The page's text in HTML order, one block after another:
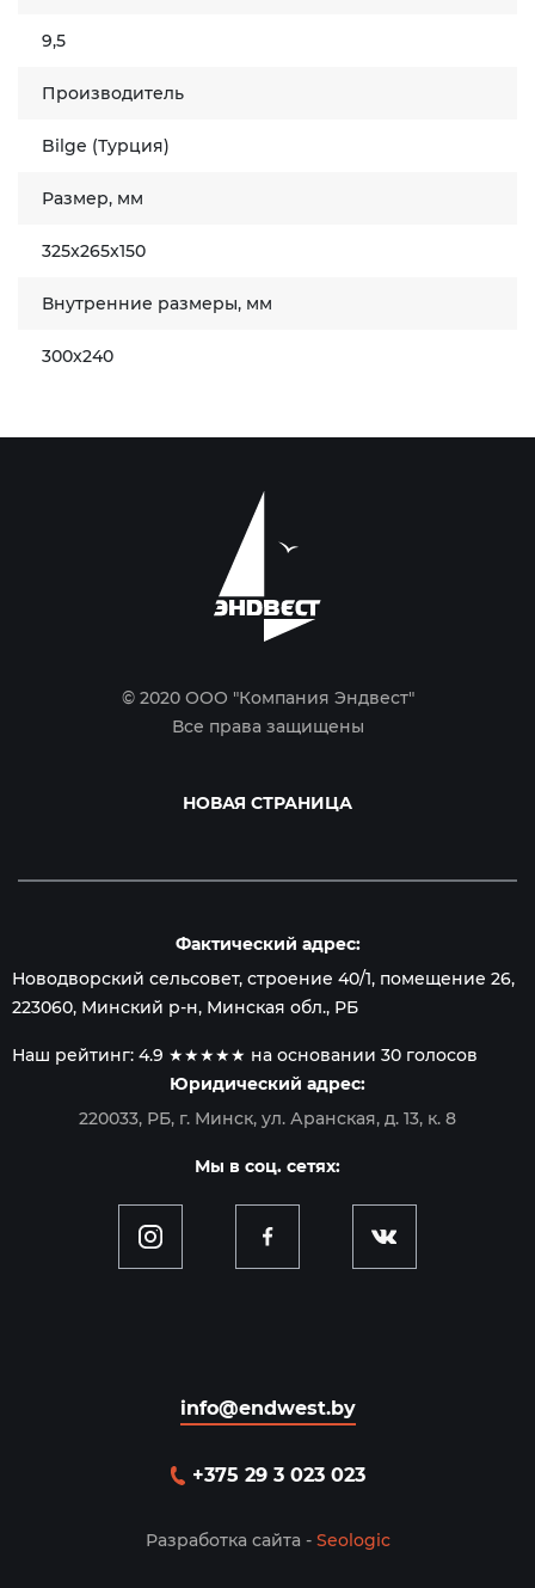
9,5
Производитель
Bilge (Турция)
Размер, мм
325x265x150
Внутренние размеры, мм
300x240
© 2020 ООО "Компания Эндвест"
Все права защищены
НОВАЯ СТРАНИЦА
Фактический адрес:
Новодворский сельсовет, строение 40/1, помещение 26,
223060, Минский р-н, Минская обл., РБ
Наш рейтинг: 4.9 ★★★★★ на основании 30 голосов
Юридический адрес:
220033, РБ, г. Минск, ул. Аранская, д. 13, к. 8
Мы в соц. сетях:
info@endwest.by
+375 29 3 023 023
Разработка сайта - Seologic